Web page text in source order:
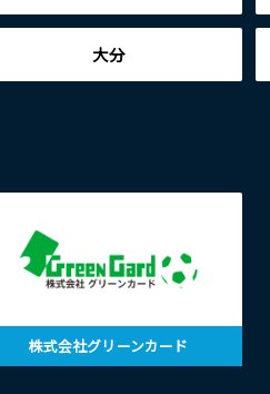
大分
株式会社グリーンカード